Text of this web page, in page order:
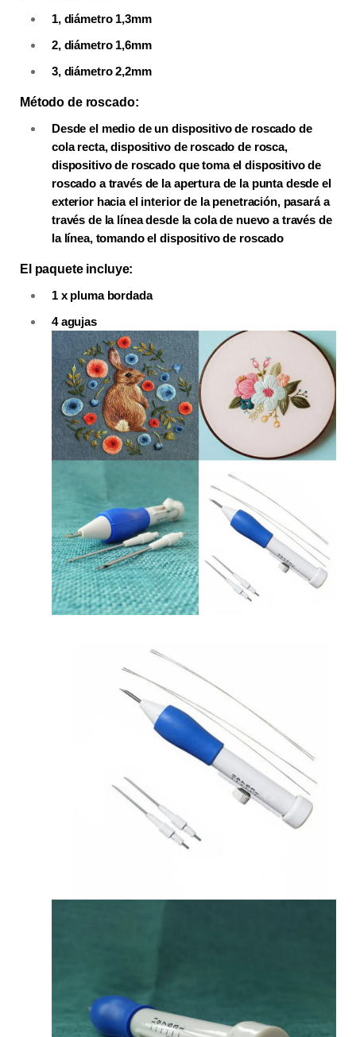
1, diámetro 1,3mm
2, diámetro 1,6mm
3, diámetro 2,2mm
Método de roscado:
Desde el medio de un dispositivo de roscado de
cola recta, dispositivo de roscado de rosca,
dispositivo de roscado que toma el dispositivo de
roscado a través de la apertura de la punta desde el
exterior hacia el interior de la penetración, pasará a
través de la línea desde la cola de nuevo a través de
la línea, tomando el dispositivo de roscado
El paquete incluye:
1 x pluma bordada
4 agujas